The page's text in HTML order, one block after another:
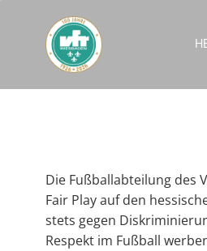
springen
Die Fußballabteilung des
Fair Play auf den
stets gegen
Respekt im Fußball